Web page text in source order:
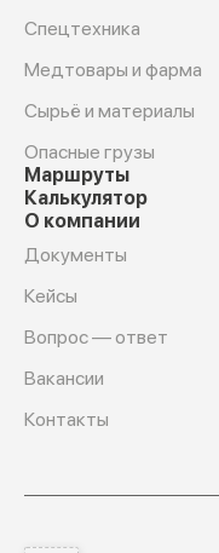
Спецтехника
Медтовары и фарма
Сырьё и материалы
Опасные грузы
Маршруты
Калькулятор
О компании
Документы
Кейсы
Вопрос — ответ
Вакансии
Контакты